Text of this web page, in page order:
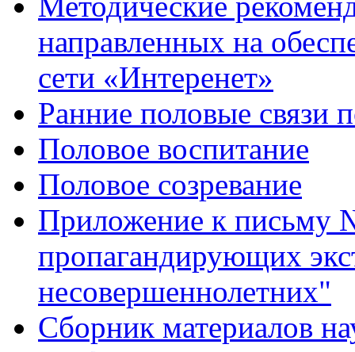
направленных на
сети «Интеренет»
Ранние половые связи
Половое воспитание
Половое созревание
Приложение к письму
пропагандирующих
несовершеннолетних"
Сборник материалов